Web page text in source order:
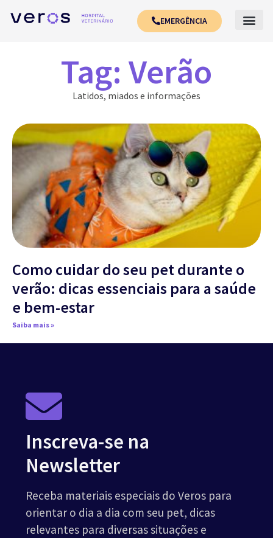
EMERGÊNCIA
Tag: Verão
Latidos, miados e informações
Como cuidar do seu pet durante o
verão: dicas essenciais para a saúde
e bem-estar
Saiba mais »
Inscreva-se na
Newsletter
Receba materiais especiais do Veros para
orientar o dia a dia com seu pet, dicas
relevantes para diversas situações e